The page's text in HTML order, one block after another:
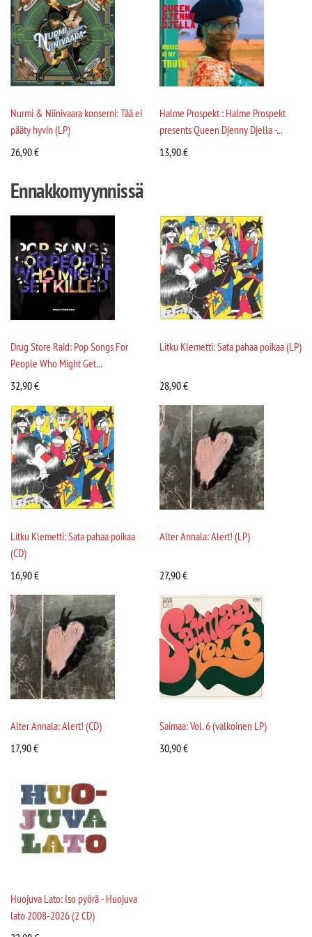
Nurmi & Niinivaara konserni: Tää ei
pääty hyvin (LP)
26,90€
Halme Prospekt : Halme Prospekt
presents Queen Djenny Djella -...
13,90€
Ennakkomyynnissä
Drug Store Raid: Pop Songs For
People Who Might Get...
32,90€
Litku Klemetti: Sata pahaa poikaa (LP)
28,90€
Litku Klemetti: Sata pahaa poikaa
(CD)
16,90€
Alter Annala: Alert! (LP)
27,90€
Alter Annala: Alert! (CD)
17,90€
Saimaa: Vol. 6 (valkoinen LP)
30,90€
Huojuva Lato: Iso pyörä - Huojuva
lato 2008-2026 (2 CD)